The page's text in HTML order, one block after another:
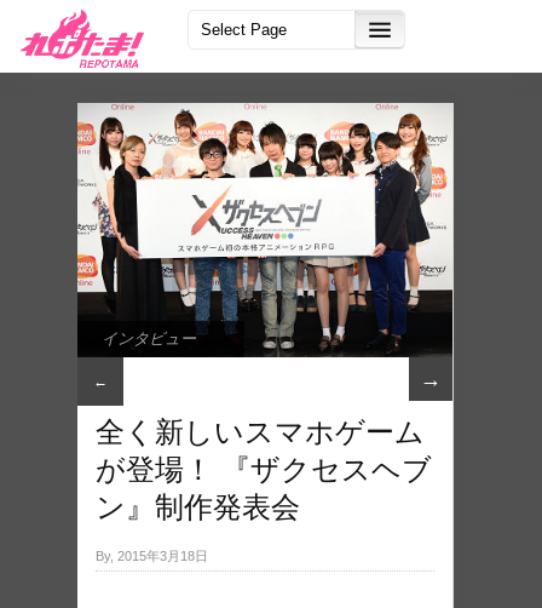
インタビュー
← →
全く新しいスマホゲーム
が登場！ 『ザクセスヘブ
ン』制作発表会
By, 2015年3月18日